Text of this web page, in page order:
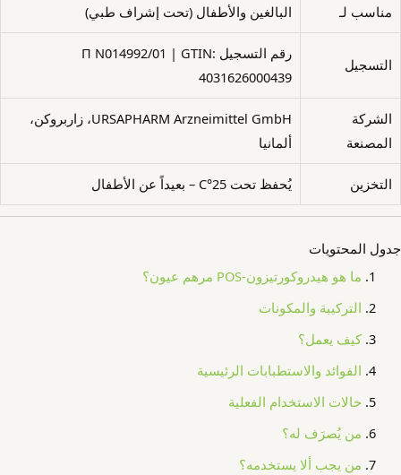
مناسب لـ البالغين والأطفال (تحت إشراف طبي)
التسجيل
رقم التسجيل П N014992/01 | GTIN:
4031626000439
الشركة
المصنعة
URSAPHARM Arzneimittel GmbH، زاربروكن،
ألمانيا
التخزين يُحفظ تحت 25°C – بعيداً عن الأطفال
جدول المحتويات
ما هو هيدروكورتيزون-POS مرهم عيون؟
التركيبة والمكونات
كيف يعمل؟
الفوائد والاستطبابات الرئيسية
حالات الاستخدام الفعلية
من يُصرَف له؟
من يجب ألا يستخدمه؟